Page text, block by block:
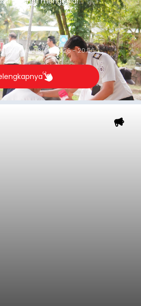
kesehatan gratis, Rabu
Thu, 08/06/2026 - 20:56